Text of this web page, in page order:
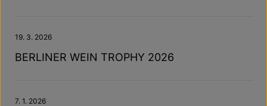
19. 3. 2026
BERLINER WEIN TROPHY 2026
7. 1. 2026